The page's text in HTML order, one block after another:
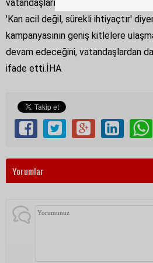
vatandaşların 3 gün boyunca
'Kan acil değil, sürekli ihtiyaçtır'
kampanyasının geniş kitlelere
devam edeceğini, vatandaşlardan
ifade etti.İHA
Yorumlar